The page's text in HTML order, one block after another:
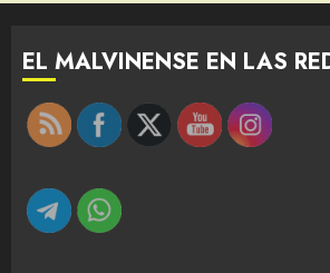
EL MALVINENSE EN LAS